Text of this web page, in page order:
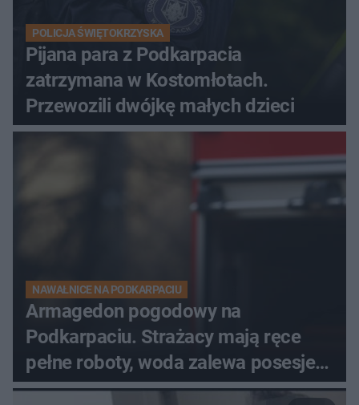
POLICJA ŚWIĘTOKRZYSKA
Pijana para z Podkarpacia
zatrzymana w Kostomłotach.
Przewozili dwójkę małych dzieci
NAWAŁNICE NA PODKARPACIU
Armagedon pogodowy na
Podkarpaciu. Strażacy mają ręce
pełne roboty, woda zalewa posesje i
budynki